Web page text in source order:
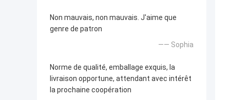
Non mauvais, non mauvais. J'aime que
genre de patron
—— Sophia
Norme de qualité, emballage exquis, la
livraison opportune, attendant avec intérêt
la prochaine coopération